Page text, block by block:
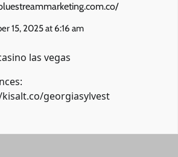
15, 2025 at 6:16 am
las vegas
georgiasylvest